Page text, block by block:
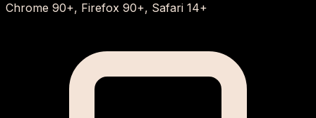
Chrome 90+, Firefox 90+, Safari 14+